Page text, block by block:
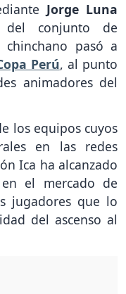
Jorge Luna
del conjunto de
pasó a
Perú, al punto
animadores del
los equipos cuyos
en las redes
Ica ha alcanzado
el mercado de
jugadores que lo
del ascenso al